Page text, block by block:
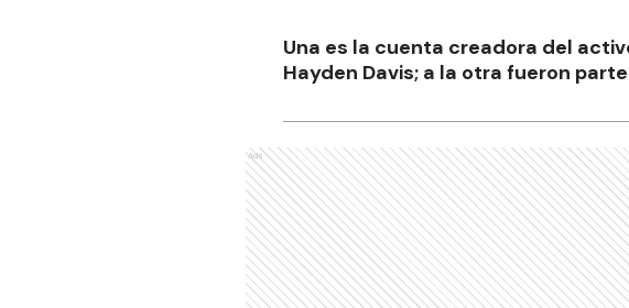
Una es la cuenta creadora del
Hayden Davis; a la otra fueron
Ads